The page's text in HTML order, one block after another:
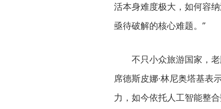
活本身难度极大，如何容
亟待破解的核心难题。”
不只小众旅游国家，老
席德斯皮娜·林尼奥塔基表
力，如今依托人工智能整